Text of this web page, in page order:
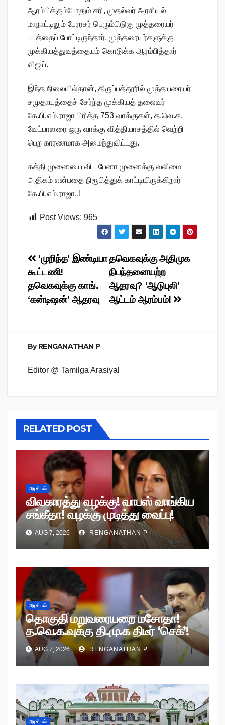
ஆரம்பிக்கும்போதும் சரி, முதல்வர் அரசியல்
மாநாட்டிலும் பேரரசர் பெரும்பிடுகு முத்தரையர்
படத்தைப் போட்டிருந்தார். முத்தரையர்களுக்கு
முக்கியத்துவத்தையும் கொடுக்க ஆரம்பித்தார்
விஜய்.
இந்த நிலையில்தான், திருப்பத்தூரில் முத்தயரையர்
சமுதாயத்தைச் சேர்ந்த முக்கியத் தலைவர்
கே.பி.எம்.ராஜா பிரித்த 753 வாக்குகள், த.வெ.க.
வேட்பாளரை ஒரு வாக்கு வித்தியாசத்தில் வெற்றி
பெற காரணமாக அமைந்துவிட்டது.
கத்தி முனையை விட பேனா முனைக்கு வலிமை
அதிகம் என்பதை நிரூபித்துக் காட்டியிருக்கிறார்
கே.பி.எம்.ராஜா..!
Post Views: 965
Post
navigation
தவெகவுக்கு அதிமுக
நிபந்தனையற்ற
ஆதரவு? ‘ஆடுபுலி’
ஆட்டம் ஆரம்பம்!
‘முறிந்த’ இண்டியா
கூட்டணி!
தவெகவுக்கு காங்.
‘கன்டிஷன்’ ஆதரவு
ByRENGANATHAN P
Editor @ Tamilga Arasiyal
RELATED POST
அரசியல்
விவகாரத்து வழக்கு! வாபஸ் வாங்கிய
சங்கீதா! வழக்கு முடித்து வைப்பு!
AUG 7, 2026 RENGANATHAN P
அரசியல்
தொகுதி மறுவரையறை மசோதா!
த.வெ.க.வுக்கு தி.மு.க திடீர் ‘செக்’!
AUG 7, 2026 RENGANATHAN P
அரசியல்